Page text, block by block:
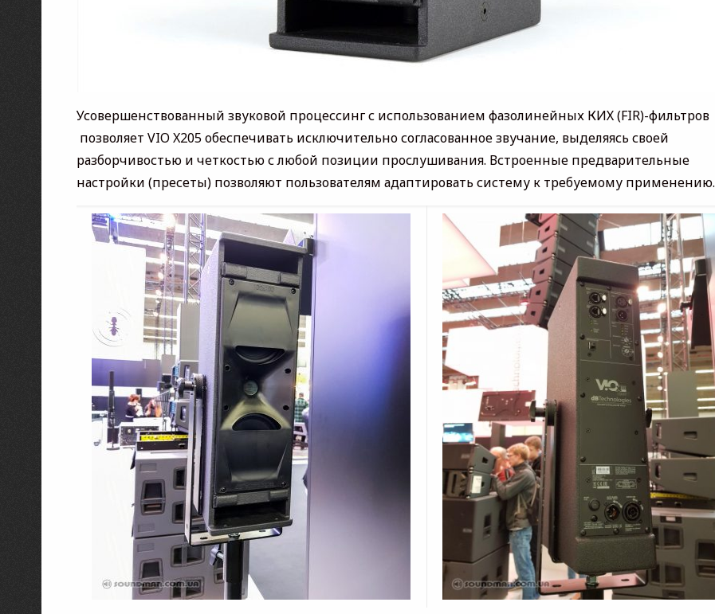
Усовершенствованный звуковой процессинг с использованием фазолинейных КИХ (FIR)-фильтров
позволяет VIO X205 обеспечивать исключительно согласованное звучание, выделяясь своей
разборчивостью и четкостью с любой позиции прослушивания. Встроенные предварительные
настройки (пресеты) позволяют пользователям адаптировать систему к требуемому применению.